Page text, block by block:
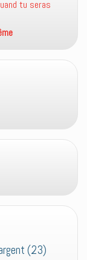
tu seras
(23)